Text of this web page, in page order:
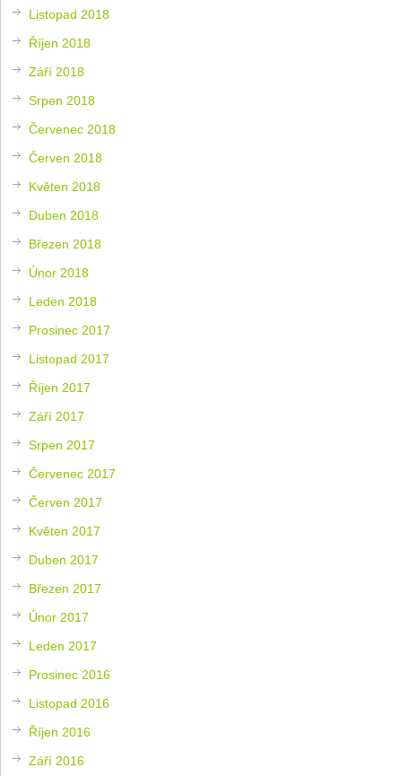
Listopad 2018
Říjen 2018
Září 2018
Srpen 2018
Červenec 2018
Červen 2018
Květen 2018
Duben 2018
Březen 2018
Únor 2018
Leden 2018
Prosinec 2017
Listopad 2017
Říjen 2017
Září 2017
Srpen 2017
Červenec 2017
Červen 2017
Květen 2017
Duben 2017
Březen 2017
Únor 2017
Leden 2017
Prosinec 2016
Listopad 2016
Říjen 2016
Září 2016